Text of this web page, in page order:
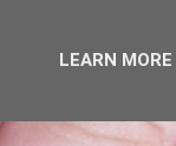
LEARN MORE